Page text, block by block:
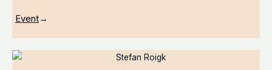
Event→